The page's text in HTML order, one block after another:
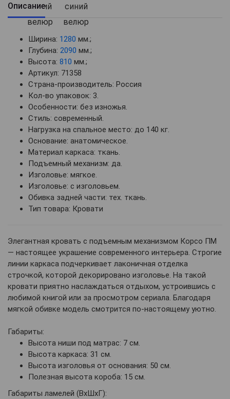
Описание
Ширина: 1280 мм.;
Глубина: 2090 мм.;
Высота: 810 мм.;
Артикул: 71358
Страна-производитель: Россия
Кол-во упаковок: 3.
Особенности: без изножья.
Стиль: современный.
Нагрузка на спальное место: до 140 кг.
Основание: анатомическое.
Материал каркаса: ткань.
Подъемный механизм: да.
Изголовье: мягкое.
Изголовье: с изголовьем.
Обивка задней части: тех. ткань.
Тип товара: Кровати
Элегантная кровать с подъемным механизмом Корсо ПМ
— настоящее украшение современного интерьера. Строгие
линии каркаса подчеркивает лаконичная отделка
строчкой, которой декорировано изголовье. На такой
кровати приятно наслаждаться отдыхом, устроившись с
любимой книгой или за просмотром сериала. Благодаря
мягкой обивке модель смотрится по-настоящему уютно.
Габариты:
Высота ниши под матрас: 7 см.
Высота каркаса: 31 см.
Высота изголовья от основания: 50 см.
Полезная высота короба: 15 см.
Габариты ламелей (ВхШхГ):